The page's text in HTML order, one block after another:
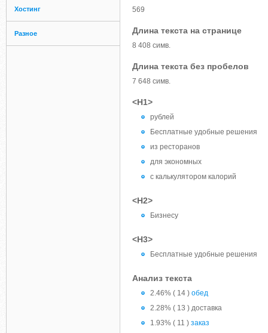
Хостинг
Разное
569
Длина текста на странице
8 408 симв.
Длина текста без пробелов
7 648 симв.
<H1>
рублей
Бесплатные удобные решения
из ресторанов
для экономных
с калькулятором калорий
<H2>
Бизнесу
<H3>
Бесплатные удобные решения
Анализ текста
2.46% ( 14 ) обед
2.28% ( 13 ) доставка
1.93% ( 11 ) заказ